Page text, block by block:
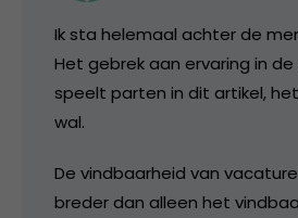
Ik sta helemaal achter de
Het gebrek aan ervaring in
speelt parten in dit artikel,
wal.
De vindbaarheid van
breder dan alleen het